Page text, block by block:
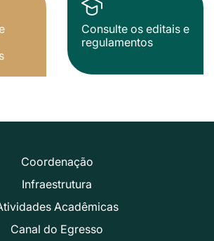
Consulte os editais e
regulamentos
Coordenação
Infraestrutura
Acadêmicas
Canal do Egresso